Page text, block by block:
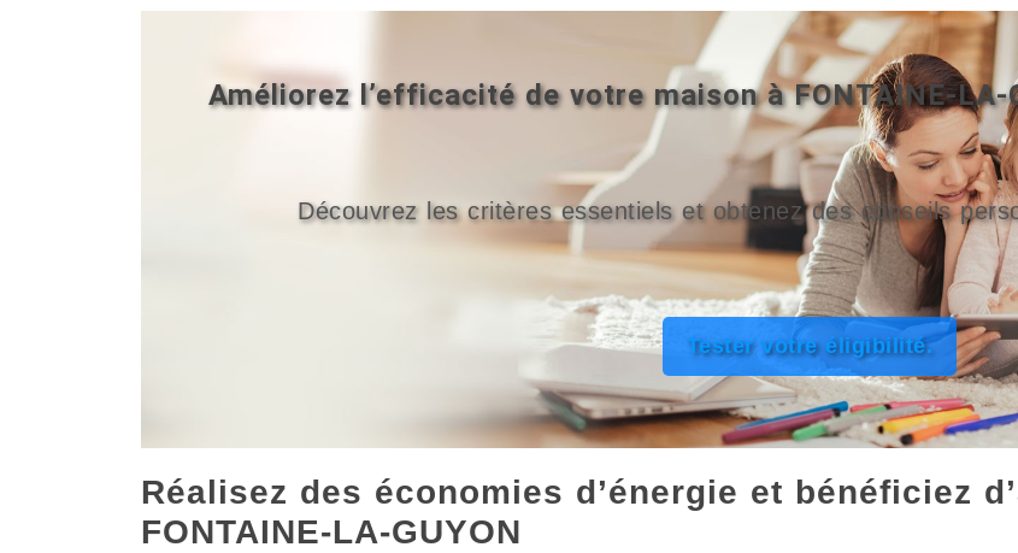
Améliorez l’efficacité de votre maison à FONTAINE-LA-
Découvrez les critères essentiels et obtenez des conseils
Tester votre éligibilité.
Réalisez des économies d’énergie et bénéficiez
FONTAINE-LA-GUYON